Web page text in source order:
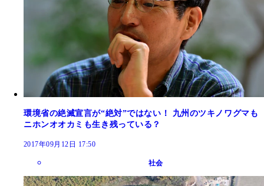
環境省の絶滅宣言が“絶対”ではない！ 九州のツキノワグマも
ニホンオオカミも生き残っている？
2017年09月12日 17:50
社会